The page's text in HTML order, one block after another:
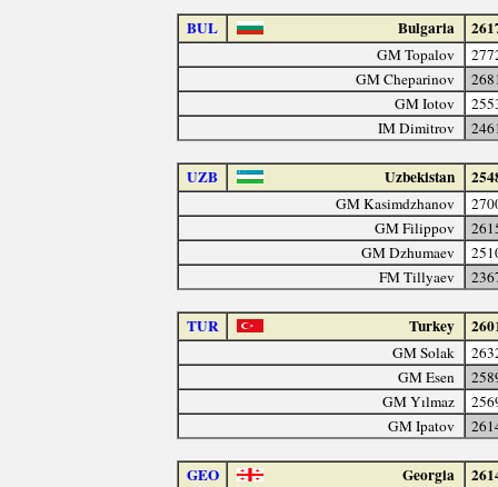
BUL Bulgaria
GM Topalov
GM Cheparinov
GM Iotov
IM Dimitrov
UZB Uzbekistan
GM Kasimdzhanov
GM Filippov
GM Dzhumaev
FM Tillyaev
TUR Turkey
GM Solak
GM Esen
GM Yılmaz
GM Ipatov
GEO Georgia